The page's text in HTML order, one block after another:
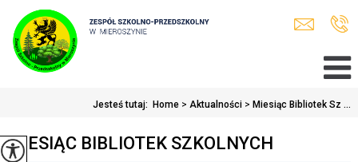
Jesteś tutaj: Home > Aktualności > Miesiąc Bibliotek Sz ...
MIESIĄC BIBLIOTEK SZKOLNYCH